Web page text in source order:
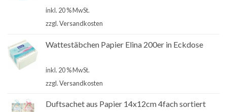
inkl. 20 % MwSt.
zzgl.Versandkosten
Wattestäbchen Papier Elina 200er in Eckdose
inkl. 20 % MwSt.
zzgl.Versandkosten
Duftsachet aus Papier 14x12cm 4fach sortiert